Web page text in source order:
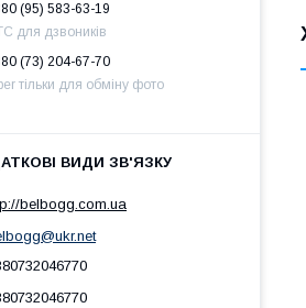
(95) 583-63-19
для дзвоників
(73) 204-67-70
тільки для обміну фото
belbogg.com.ua